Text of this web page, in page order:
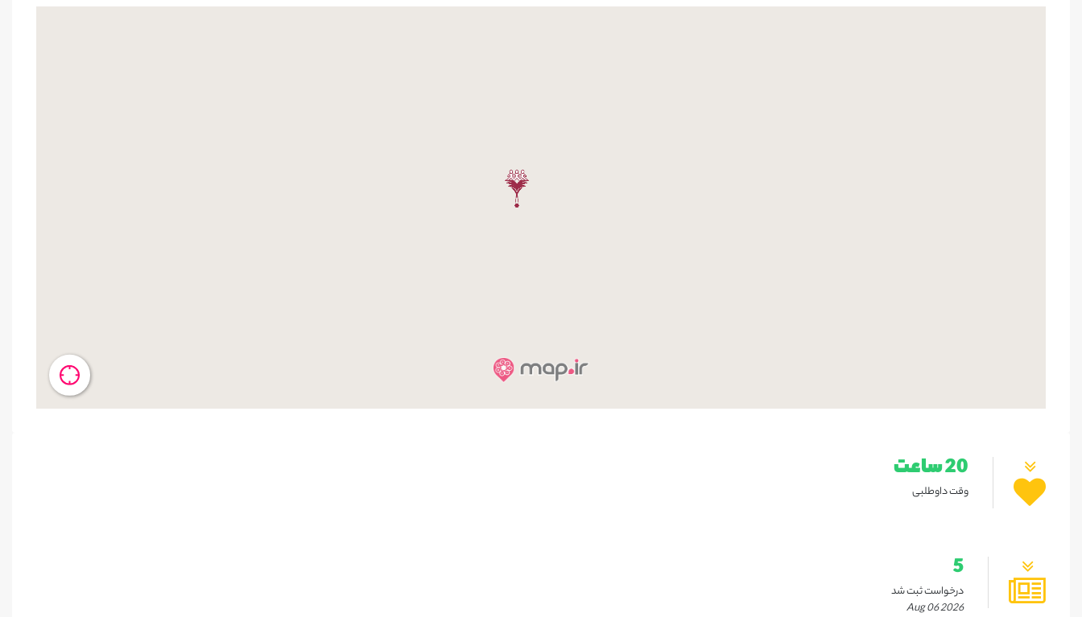
20 ساعت
وقت داوطلبی
5
درخواست ثبت شد
Aug 06 2026